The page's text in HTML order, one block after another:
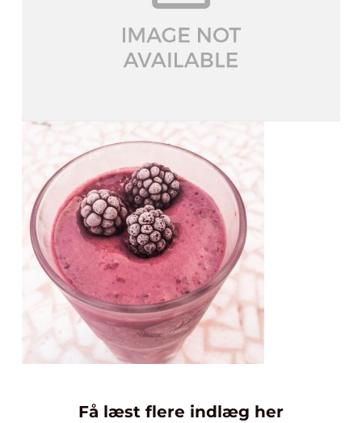
Få læst flere indlæg her